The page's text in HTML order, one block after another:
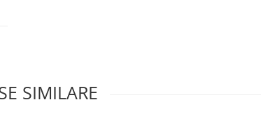
SIMILARE